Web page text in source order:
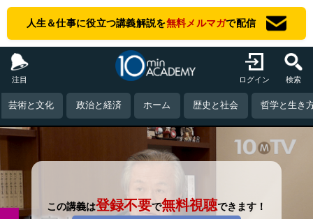
人生＆仕事に役立つ講義解説を無料メルマガで配信
注目 ログイン 検索
芸術と文化 政治と経済 ホーム 歴史と社会 哲学と生き
この講義は登録不要で無料視聴できます！